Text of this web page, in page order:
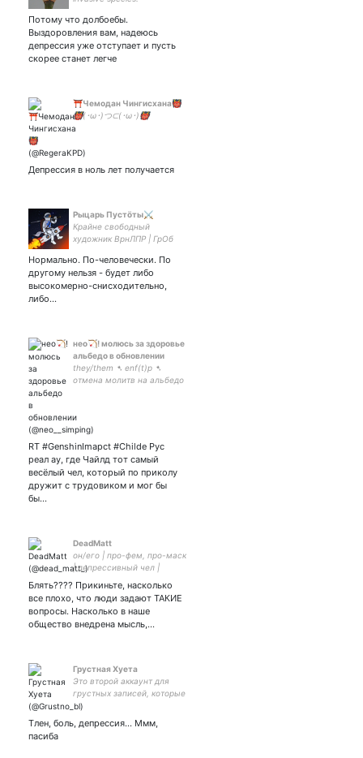
Потому что долбоебы.
Выздоровления вам, надеюсь
депрессия уже отступает и пусть
скорее станет легче
⛩️Чемодан Чингисхана👹
👹(･ω･)つ⊂(･ω･)👹
Депрессия в ноль лет получается
Рыцарь Пустöты⚔️
Крайне свободный
художник ВрнЛПР | ГрОб
Нормально. По-человечески. По
другому нельзя - будет либо
высокомерно-снисходительно,
либо…
нео🏹! молюсь за здоровье
альбедо в обновлении
they/them ➷ enf(t)p ➷
отмена молитв на альбедо
похуй
RT #GenshinImapct #Childe Рус
реал ау, где Чайлд тот самый
весёлый чел, который по приколу
дружит с трудовиком и мог бы
бы…
DeadMatt
он/его | про-фем, про-маск
| депрессивный чел |
френдли
Блять???? Прикиньте, насколько
все плохо, что люди задают ТАКИЕ
вопросы. Насколько в наше
общество внедрена мысль,…
Грустная Хуета
Это второй аккаунт для
грустных записей, которые
не должны увидеть люди
основу, чтобы они не
Тлен, боль, депрессия... Ммм,
пасиба